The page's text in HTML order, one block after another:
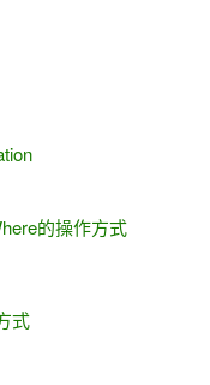
的操作方式
式